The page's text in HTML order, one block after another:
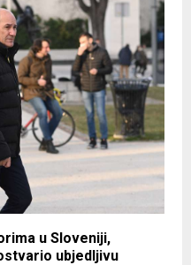
u Sloveniji,
ubjedljivu